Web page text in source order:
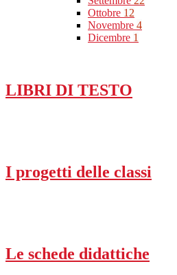
Ottobre 12
Novembre 4
Dicembre 1
LIBRI DI TESTO
I progetti delle classi
Le schede didattiche